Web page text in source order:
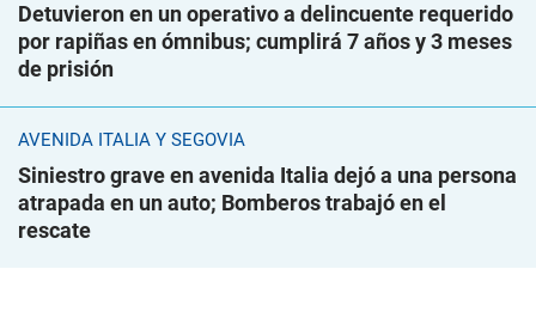
Detuvieron en un operativo a delincuente requerido
por rapiñas en ómnibus; cumplirá 7 años y 3 meses
de prisión
AVENIDA ITALIA Y SEGOVIA
Siniestro grave en avenida Italia dejó a una persona
atrapada en un auto; Bomberos trabajó en el
rescate